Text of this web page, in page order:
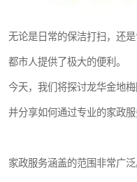
无论是日常的保洁打扫，还
都市人提供了极大的便利。
今天，我们将探讨龙华金地
并分享如何通过专业的家政服
家政服务涵盖的范围非常广泛